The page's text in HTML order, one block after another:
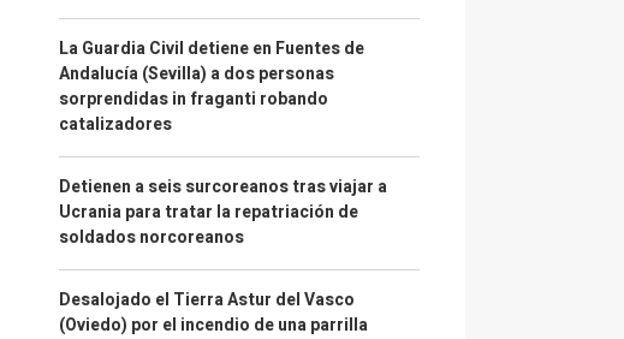
La Guardia Civil detiene en Fuentes de
Andalucía (Sevilla) a dos personas
sorprendidas in fraganti robando
catalizadores
Detienen a seis surcoreanos tras viajar a
Ucrania para tratar la repatriación de
soldados norcoreanos
Desalojado el Tierra Astur del Vasco
(Oviedo) por el incendio de una parrilla